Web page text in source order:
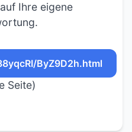
Ihre eigene
ByZ9D2h.html
Seite)